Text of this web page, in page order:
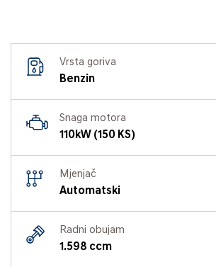
Vrsta goriva
Benzin
Snaga motora
110kW (150 KS)
Mjenjač
Automatski
Radni obujam
1.598 ccm